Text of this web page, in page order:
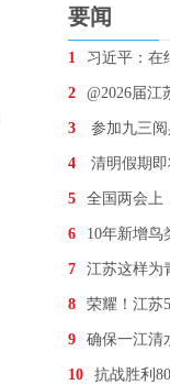
要闻
1 习近平：在纪
2 @2026届江苏
3 参加九三
4 清明假期即将
5 全国两会上
6 10年新增鸟
7 江苏这样为
8 荣耀！江苏5位
9 确保一江清
10 抗战胜利80